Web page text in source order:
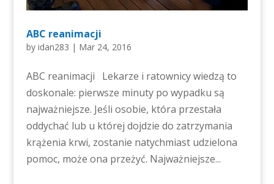
ABC reanimacji
by idan283 | Mar 24, 2016
ABC reanimacji Lekarze i ratownicy wiedzą to
doskonale: pierwsze minuty po wypadku są
najważniejsze. Jeśli osobie, która przestała
oddychać lub u której dojdzie do zatrzymania
krążenia krwi, zostanie natychmiast udzielona
pomoc, może ona przeżyć. Najważniejsze...